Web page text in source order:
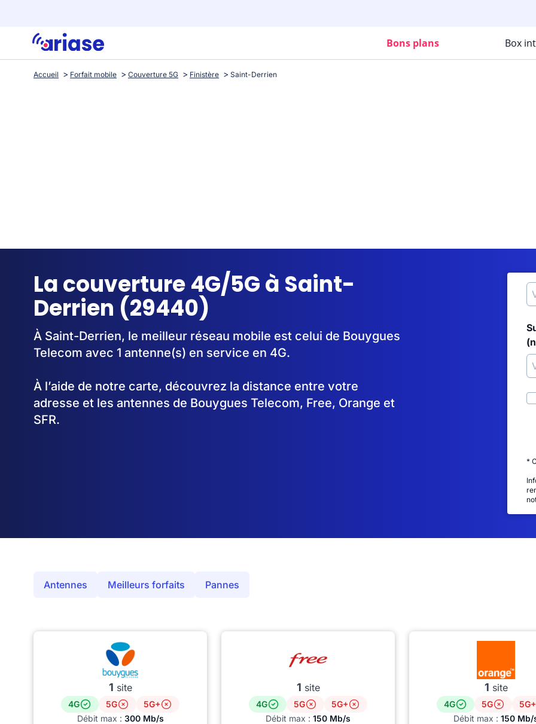
Bons plans Box
Accueil Forfait mobile Couverture 5G Finistère Saint-Derrien
La couverture 4G/5G à Saint-
Derrien (29440)
À Saint-Derrien, le meilleur réseau mobile est celui de Bouygues
Telecom avec 1 antenne(s) en service en 4G.
À l’aide de notre carte, découvrez la distance entre votre
adresse et les antennes de Bouygues Telecom, Free, Orange et
SFR.
*
Antennes Meilleurs forfaits Pannes
1 site
4G 5G
5G+
Débit max : 300 Mb/s
1 site
4G 5G
5G+
Débit max : 150 Mb/s
1 site
4G 5G
5G+
Débit max : 150 Mb/